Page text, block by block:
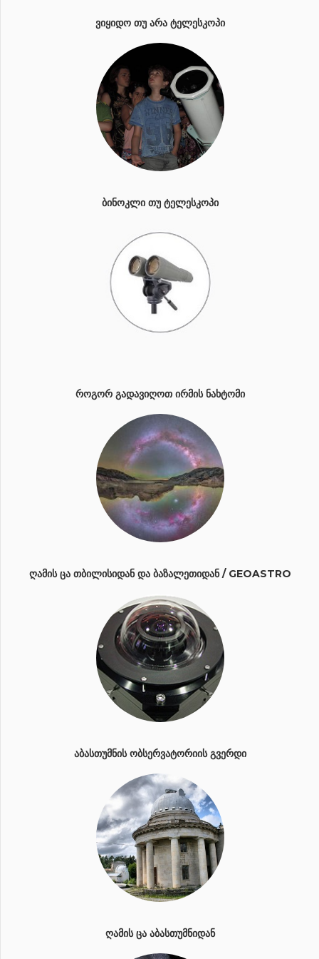
ᲕᲘᲧᲘᲓᲝ ᲗᲣ ᲐᲠᲐ ᲢᲔᲚᲔᲡᲙᲝᲞᲘ
ᲑᲘᲜᲝᲙᲚᲘ ᲗᲣ ᲢᲔᲚᲔᲡᲙᲝᲞᲘ
ᲠᲝᲒᲝᲠ ᲒᲐᲓᲐᲕᲘᲦᲝᲗ ᲘᲠᲛᲘᲡ ᲜᲐᲮᲢᲝᲛᲘ
ᲦᲐᲛᲘᲡ ᲪᲐ ᲗᲑᲘᲚᲘᲡᲘᲓᲐᲜ ᲓᲐ ᲑᲐᲖᲐᲚᲔᲗᲘᲓᲐᲜ / GEOASTRO
ᲐᲑᲐᲡᲗᲣᲛᲜᲘᲡ ᲝᲑᲡᲔᲠᲕᲐᲢᲝᲠᲘᲘᲡ ᲒᲕᲔᲠᲓᲘ
ᲦᲐᲛᲘᲡ ᲪᲐ ᲐᲑᲐᲡᲗᲣᲛᲜᲘᲓᲐᲜ